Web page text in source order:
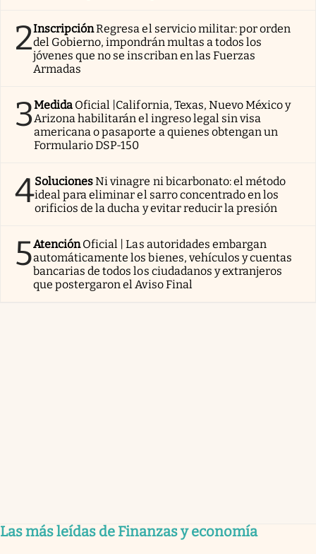
2InscripciónRegresa el servicio militar: por orden
del Gobierno, impondrán multas a todos los
jóvenes que no se inscriban en las Fuerzas
Armadas
3Medida Oficial |California, Texas, Nuevo México y
Arizona habilitarán el ingreso legal sin visa
americana o pasaporte a quienes obtengan un
Formulario DSP-150
4SolucionesNi vinagre ni bicarbonato: el método
ideal para eliminar el sarro concentrado en los
orificios de la ducha y evitar reducir la presión
5AtenciónOficial | Las autoridades embargan
automáticamente los bienes, vehículos y cuentas
bancarias de todos los ciudadanos y extranjeros
que postergaron el Aviso Final
Las más leídas de Finanzas y economía